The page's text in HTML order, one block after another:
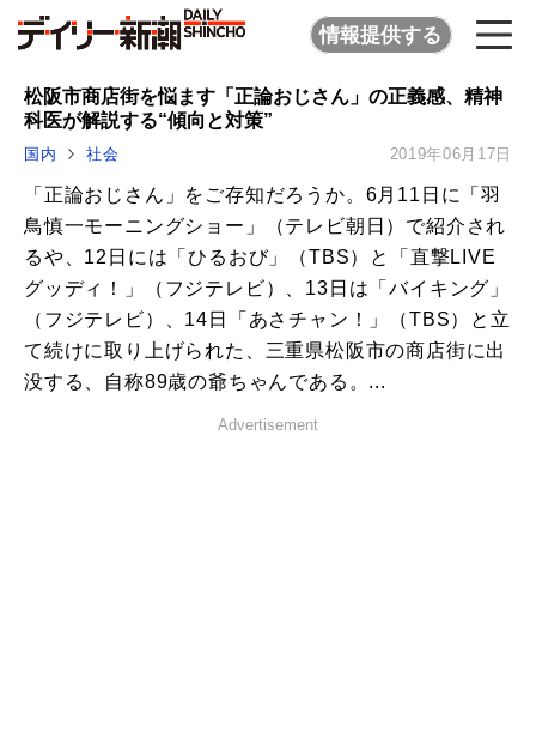
情報提供する
松阪市商店街を悩ます「正論おじさん」の正義感、精神
科医が解説する“傾向と対策”
国内 社会 2019年06月17日
「正論おじさん」をご存知だろうか。6月11日に「羽
鳥慎一モーニングショー」（テレビ朝日）で紹介され
るや、12日には「ひるおび」（TBS）と「直撃LIVE
グッディ！」（フジテレビ）、13日は「バイキング」
（フジテレビ）、14日「あさチャン！」（TBS）と立
て続けに取り上げられた、三重県松阪市の商店街に出
没する、自称89歳の爺ちゃんである。...
Advertisement